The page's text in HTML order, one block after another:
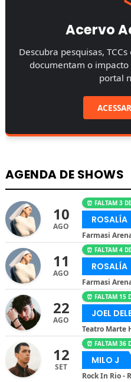
Acervo
Descubra pesquisas,
documentam o
portal
AGENDA DE SHOWS
10
AGO
⏰ FALTAM 3
ROSALÍA
Farmasi
11
AGO
⏰ FALTAM 4
ROSALÍA
Farmasi
22
AGO
⏰ FALTAM 15
JOEL
Teatro Marte
12
SET
⏰ FALTAM 36
MILO J
Rock In Rio -